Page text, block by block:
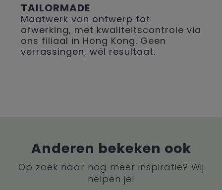
TAILORMADE
Maatwerk van ontwerp tot
afwerking, met kwaliteitscontrole via
ons filiaal in Hong Kong. Geen
verrassingen, wél resultaat.
Anderen bekeken ook
Op zoek naar nog meer inspiratie? Wij
helpen je!